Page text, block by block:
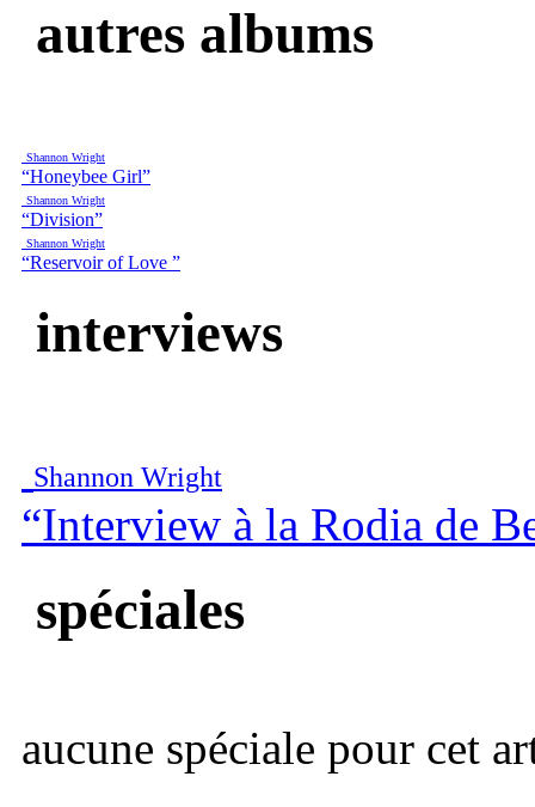
autres albums
Shannon Wright
“Honeybee Girl”
Shannon Wright
“Division”
Shannon Wright
“Reservoir of Love ”
interviews
Shannon Wright
“Interview à la Rodia de
spéciales
aucune spéciale pour cet